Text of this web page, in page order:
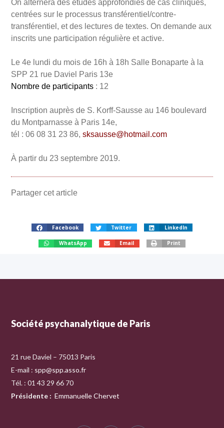
On alternera des études approfondies de cas cliniques,
centrées sur le processus transférentiel/contre-
transférentiel, et des lectures de textes. On demande aux
inscrits une participation régulière et active.
Le 4e lundi du mois de 16h à 18h Salle Bonaparte à la
SPP 21 rue Daviel Paris 13e
Nombre de participants : 12
Inscription auprès de S. Korff-Sausse au 146 boulevard
du Montparnasse à Paris 14e,
tél : 06 08 31 23 86, sksausse@hotmail.com
À partir du 23 septembre 2019.
Partager cet article
Facebook Twitter LinkedIn
WhatsApp Email Print
Société psychanalytique de Paris
21 rue Daviel – 75013 Paris
E-mail : spp@spp.asso.fr
Tél. : 01 43 29 66 70
Présidente : Emmanuelle Chervet